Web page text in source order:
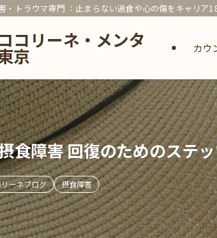
・トラウマ専門 ：止まらない過食や心の傷をキャリア
コリーネ・メンタ
京 カウ
食障害 回復のためのステ
ーネブログ 摂食障害